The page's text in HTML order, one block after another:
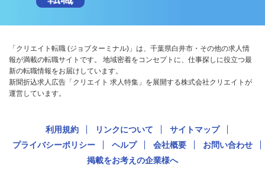
「クリエイト転職 (ジョブターミナル)」は、千葉県白井市・その他の求人情
報が満載の転職サイトです。 地域密着をコンセプトに、仕事探しに役立つ最
新の転職情報をお届けしています。
新聞折込求人広告「クリエイト 求人特集」を展開する株式会社クリエイトが
運営しています。
利用規約 リンクについて
サイトマップ
プライバシーポリシー
ヘルプ 会社概要
お問い合わせ
掲載をお考えの企業様へ